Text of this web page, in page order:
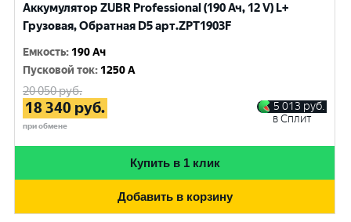
Аккумулятор ZUBR Professional (190 Ач, 12 V) L+
Грузовая, Обратная D5 арт.ZPT1903F
Емкость: 190 Ач
Пусковой ток: 1250 A
20 050руб.
18 340 руб.
при обмене
5 013 руб.
в Сплит
Купить в 1 клик
Добавить в корзину